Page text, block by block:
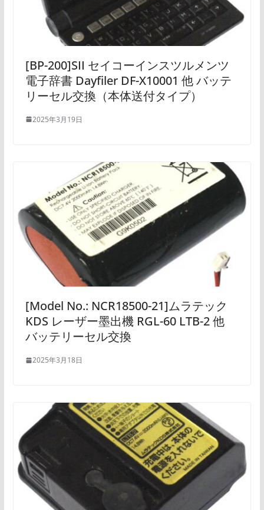
[BP-200]SII セイコーインスツルメンツ
電子辞書 Dayfiler DF-X10001 他 バッテ
リーセル交換（本体送付タイプ）
2025年3月19日
[Model No.: NCR18500-21]ムラテック
KDS レーザー墨出機 RGL-60 LTB-2 他
バッテリーセル交換
2025年3月18日